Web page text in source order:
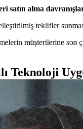
satın alma
teklifler
müşterilerine
Teknoloji